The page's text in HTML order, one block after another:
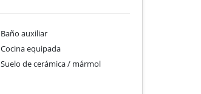
Baño auxiliar
Cocina equipada
Suelo de cerámica / mármol